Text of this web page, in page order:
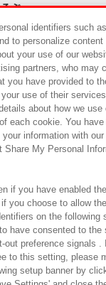
ぶ
ペーン
サステナビリティ サ
ウェブアクセシビリ
とともに
対応方針 よくあるご
identifiers such
to personalize content
your use of our
partners, who may
you have provided to
use of their
about how we use
each cookie. You
information with our
Share My Personal
if you have enabled
you choose to allow
on the following
have consented to the
out preference signals .
to this setting, please
setup banner by